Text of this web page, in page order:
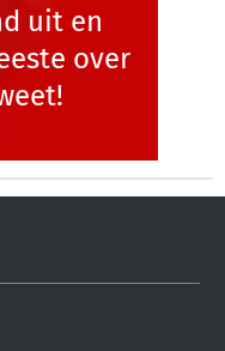
uit en
over